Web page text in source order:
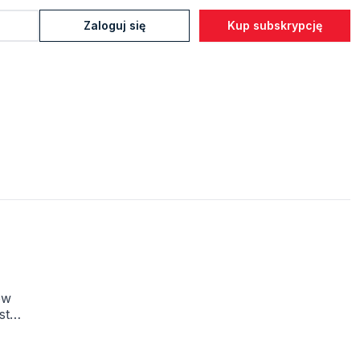
Zaloguj się Kup subskrypcję